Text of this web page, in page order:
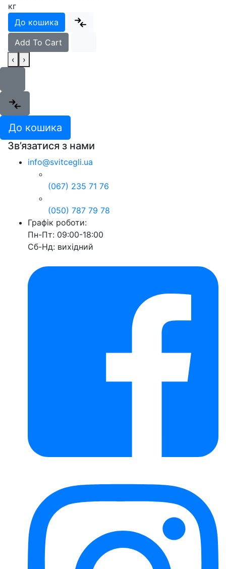
кг
До кошика
Add To Cart
‹
›
До кошика
Зв’язатися з нами
info@svitcegli.ua
(067) 235 71 76
(050) 787 79 78
Графік роботи:
Пн-Пт: 09:00-18:00
Сб-Нд: вихідний